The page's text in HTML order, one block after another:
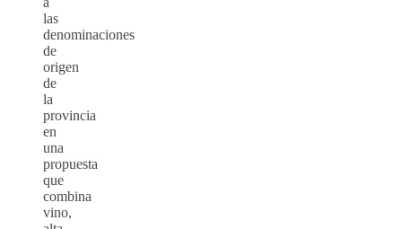
las
denominaciones
de
origen
de
la
provincia
en
una
propuesta
que
combina
vino,